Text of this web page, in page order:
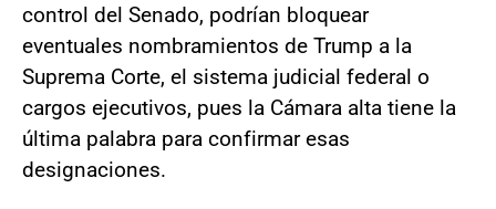
control del Senado, podrían bloquear
eventuales nombramientos de Trump a la
Suprema Corte, el sistema judicial federal o
cargos ejecutivos, pues la Cámara alta tiene la
última palabra para confirmar esas
designaciones.